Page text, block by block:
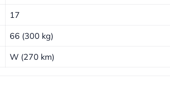
17
66 (300 kg)
W (270 km)